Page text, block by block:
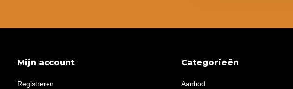
Mijn account
Registreren
Categorieën
Aanbod